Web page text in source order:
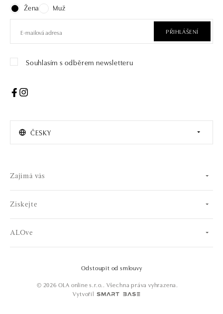
Žena
Muž
PŘIHLÁŠENÍ
Souhlasím s odběrem newsletteru
ČESKY
Zajímá vás
Získejte
ALOve
© 2026 OLA online s.r.o.. Všechna práva vyhrazena.
Vytvořil
Odstoupit od smlouvy